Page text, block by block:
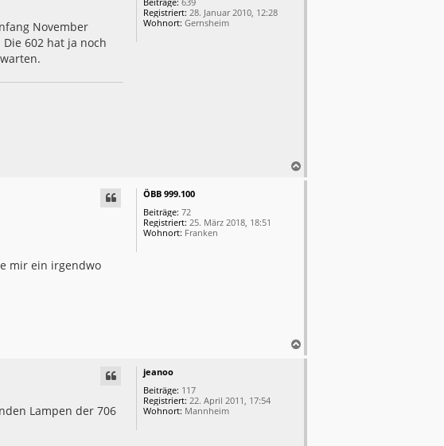
Registriert: 28. Januar 2010, 12:28
Wohnort: Gernsheim
November
602 hat ja noch
a
ÖBB 999.100
Beiträge: 72
Registriert: 25. März 2018, 18:51
Wohnort: Franken
mir ein irgendwo
a
jeanoo
Beiträge: 117
Registriert: 22. April 2011, 17:54
Wohnort: Mannheim
Lampen der 706